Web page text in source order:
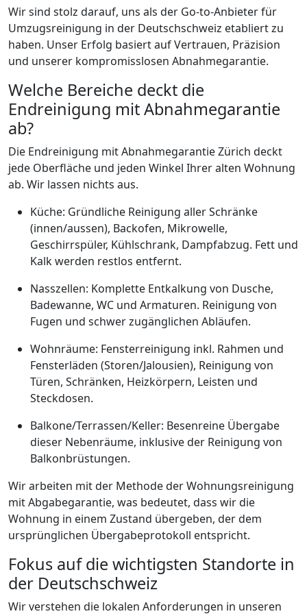
Wir sind stolz darauf, uns als der Go-to-Anbieter für
Umzugsreinigung in der Deutschschweiz etabliert zu
haben. Unser Erfolg basiert auf Vertrauen, Präzision
und unserer kompromisslosen Abnahmegarantie.
Welche Bereiche deckt die
Endreinigung mit Abnahmegarantie
ab?
Die Endreinigung mit Abnahmegarantie Zürich deckt
jede Oberfläche und jeden Winkel Ihrer alten Wohnung
ab. Wir lassen nichts aus.
Küche: Gründliche Reinigung aller Schränke
(innen/aussen), Backofen, Mikrowelle,
Geschirrspüler, Kühlschrank, Dampfabzug. Fett und
Kalk werden restlos entfernt.
Nasszellen: Komplette Entkalkung von Dusche,
Badewanne, WC und Armaturen. Reinigung von
Fugen und schwer zugänglichen Abläufen.
Wohnräume: Fensterreinigung inkl. Rahmen und
Fensterläden (Storen/Jalousien), Reinigung von
Türen, Schränken, Heizkörpern, Leisten und
Steckdosen.
Balkone/Terrassen/Keller: Besenreine Übergabe
dieser Nebenräume, inklusive der Reinigung von
Balkonbrüstungen.
Wir arbeiten mit der Methode der Wohnungsreinigung
mit Abgabegarantie, was bedeutet, dass wir die
Wohnung in einem Zustand übergeben, der dem
ursprünglichen Übergabeprotokoll entspricht.
Fokus auf die wichtigsten Standorte in
der Deutschschweiz
Wir verstehen die lokalen Anforderungen in unseren